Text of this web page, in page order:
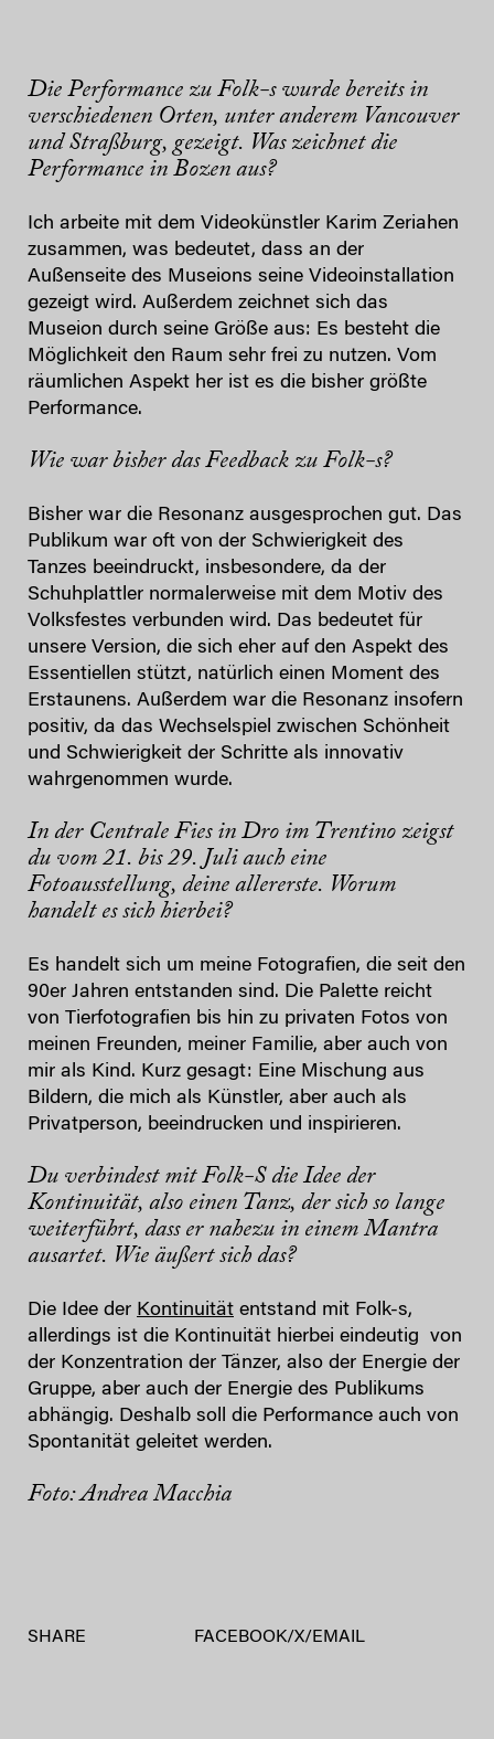
Die Performance zu Folk-s wurde bereits in
verschiedenen Orten, unter anderem Vancouver
und Straßburg, gezeigt. Was zeichnet die
Performance in Bozen aus?
Ich arbeite mit dem Videokünstler Karim Zeriahen
zusammen, was bedeutet, dass an der
Außenseite des Museions seine Videoinstallation
gezeigt wird. Außerdem zeichnet sich das
Museion durch seine Größe aus: Es besteht die
Möglichkeit den Raum sehr frei zu nutzen. Vom
räumlichen Aspekt her ist es die bisher größte
Performance.
Wie war bisher das Feedback zu Folk-s?
Bisher war die Resonanz ausgesprochen gut. Das
Publikum war oft von der Schwierigkeit des
Tanzes beeindruckt, insbesondere, da der
Schuhplattler normalerweise mit dem Motiv des
Volksfestes verbunden wird. Das bedeutet für
unsere Version, die sich eher auf den Aspekt des
Essentiellen stützt, natürlich einen Moment des
Erstaunens. Außerdem war die Resonanz insofern
positiv, da das Wechselspiel zwischen Schönheit
und Schwierigkeit der Schritte als innovativ
wahrgenommen wurde.
In der Centrale Fies in Dro im Trentino zeigst
du vom 21. bis 29. Juli auch eine
Fotoausstellung, deine allererste. Worum
handelt es sich hierbei?
Es handelt sich um meine Fotografien, die seit den
90er Jahren entstanden sind. Die Palette reicht
von Tierfotografien bis hin zu privaten Fotos von
meinen Freunden, meiner Familie, aber auch von
mir als Kind. Kurz gesagt: Eine Mischung aus
Bildern, die mich als Künstler, aber auch als
Privatperson, beeindrucken und inspirieren.
Du verbindest mit Folk-S die Idee der
Kontinuität, also einen Tanz, der sich so lange
weiterführt, dass er nahezu in einem Mantra
ausartet. Wie äußert sich das?
Die Idee der Kontinuität entstand mit Folk-s,
allerdings ist die Kontinuität hierbei eindeutig von
der Konzentration der Tänzer, also der Energie der
Gruppe, aber auch der Energie des Publikums
abhängig. Deshalb soll die Performance auch von
Spontanität geleitet werden.
Foto: Andrea Macchia
SHARE FACEBOOK/X/ EMAIL